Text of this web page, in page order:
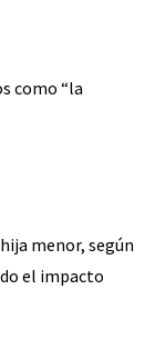
como “la
menor, según
el impacto